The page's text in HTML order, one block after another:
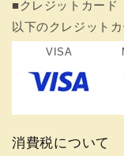
■クレジットカード
以下のクレジット
VISA
消費税について